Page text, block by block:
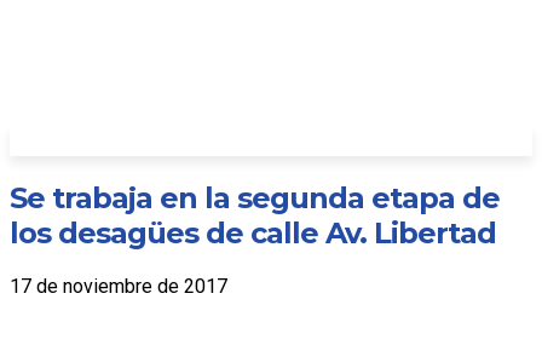
Se trabaja en la segunda etapa de
los desagües de calle Av. Libertad
17 de noviembre de 2017